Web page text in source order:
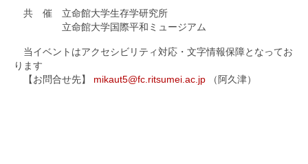
共 催 立命館大学生存学研究所
立命館大学国際平和ミュージアム
当イベントはアクセシビリティ対応・文字情報保障となってお
ります
【お問合せ先】 mikaut5@fc.ritsumei.ac.jp （阿久津）